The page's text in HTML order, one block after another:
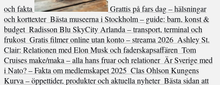
och fakta
Grattis på fars dag – hälsningar
och korttexter Bästa museerna i Stockholm – guide: barn, konst &
budget Radisson Blu SkyCity Arlanda – transport, terminal och
frukost Gratis filmer online utan konto – streama 2026 Ashley St.
Clair: Relationen med Elon Musk och faderskapsaffären Tom
Cruises make/maka – alla hans fruar och relationer Är Sverige med
i Nato? – Fakta om medlemskapet 2025 Clas Ohlson Kungens
Kurva – öppettider, produkter och aktuella nyheter Bästa sidan att